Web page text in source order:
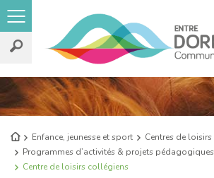
Rechercher
sur
le
site
Retour
à
l'accueil
Enfance, jeunesse et sport
Centres de loisirs
Programmes d’activités & projets pédagogiques
Centre de loisirs collégiens